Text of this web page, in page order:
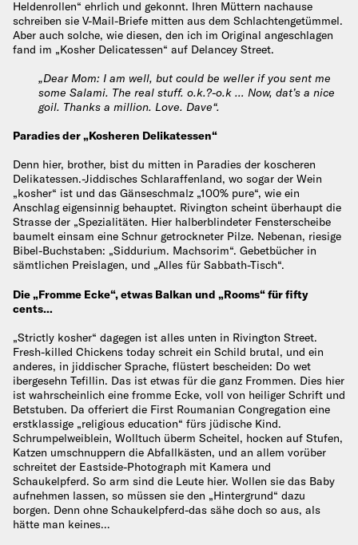
Heldenrollen“ ehrlich und gekonnt. Ihren Müttern nachause
schreiben sie V-Mail-Briefe mitten aus dem Schlachtengetümmel.
Aber auch solche, wie diesen, den ich im Original angeschlagen
fand im „Kosher Delicatessen“ auf Delancey Street.
„Dear Mom: I am well, but could be weller if you sent me
some Salami. The real stuff. o.k.?-o.k … Now, dat’s a nice
goil. Thanks a million. Love. Dave“.
Paradies der „Kosheren Delikatessen“
Denn hier, brother, bist du mitten in Paradies der koscheren
Delikatessen.-Jiddisches Schlaraffenland, wo sogar der Wein
„kosher“ ist und das Gänseschmalz „100% pure“, wie ein
Anschlag eigensinnig behauptet. Rivington scheint überhaupt die
Strasse der „Spezialitäten. Hier halberblindeter Fensterscheibe
baumelt einsam eine Schnur getrockneter Pilze. Nebenan, riesige
Bibel-Buchstaben: „Siddurium. Machsorim“. Gebetbücher in
sämtlichen Preislagen, und „Alles für Sabbath-Tisch“.
Die „Fromme Ecke“, etwas Balkan und „Rooms“ für fifty
cents…
„Strictly kosher“ dagegen ist alles unten in Rivington Street.
Fresh-killed Chickens today schreit ein Schild brutal, und ein
anderes, in jiddischer Sprache, flüstert bescheiden: Do wet
ibergesehn Tefillin. Das ist etwas für die ganz Frommen. Dies hier
ist wahrscheinlich eine fromme Ecke, voll von heiliger Schrift und
Betstuben. Da offeriert die First Roumanian Congregation eine
erstklassige „religious education“ fürs jüdische Kind.
Schrumpelweiblein, Wolltuch überm Scheitel, hocken auf Stufen,
Katzen umschnuppern die Abfallkästen, und an allem vorüber
schreitet der Eastside-Photograph mit Kamera und
Schaukelpferd. So arm sind die Leute hier. Wollen sie das Baby
aufnehmen lassen, so müssen sie den „Hintergrund“ dazu
borgen. Denn ohne Schaukelpferd-das sähe doch so aus, als
hätte man keines…